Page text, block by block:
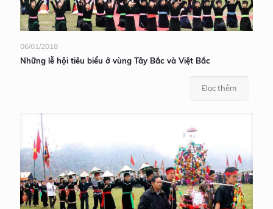
06/01/2018
Những lễ hội tiêu biểu ở vùng Tây Bắc và Việt Bắc
Đọc thêm